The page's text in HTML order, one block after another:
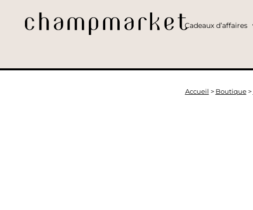
Cadeaux d’affaires
Accueil > Boutique>